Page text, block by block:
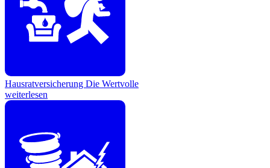
Hausratversicherung Die Wertvolle
weiterlesen